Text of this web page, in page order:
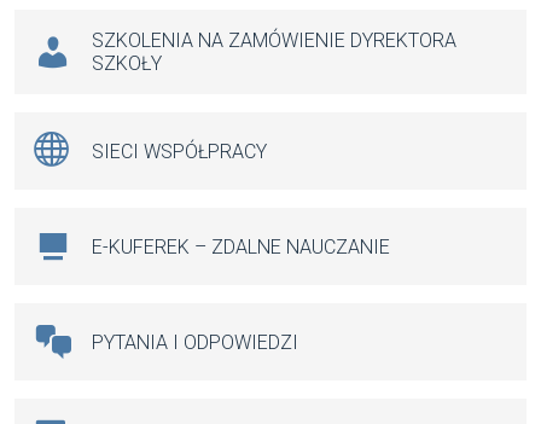
SZKOLENIA NA ZAMÓWIENIE DYREKTORA
SZKOŁY
SIECI WSPÓŁPRACY
E-KUFEREK – ZDALNE NAUCZANIE
PYTANIA I ODPOWIEDZI